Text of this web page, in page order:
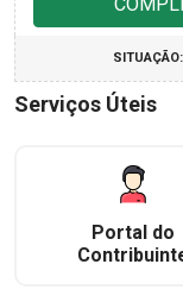
SITUAÇÃO:
Serviços Úteis
Portal do